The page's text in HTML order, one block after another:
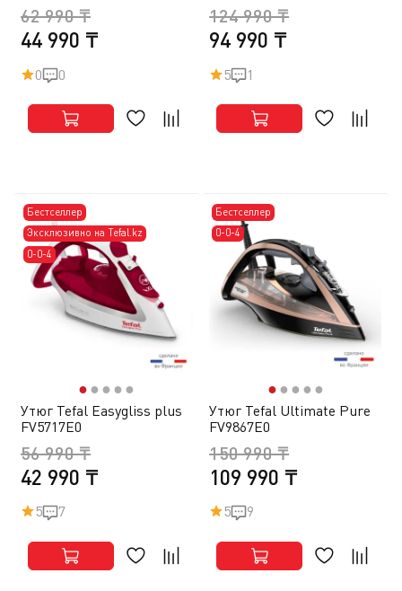
44 990 ₸
62 990 ₸
0 0
94 990 ₸
124 990 ₸
5 1
Бестселлер
Эксклюзивно на Tefal.kz
0-0-4
●● ● ● ●
Утюг Tefal Easygliss plus
FV5717E0
42 990 ₸
56 990 ₸
5 7
Бестселлер
0-0-4
●● ● ● ●
Утюг Tefal Ultimate Pure
FV9867E0
109 990 ₸
150 990 ₸
5 9